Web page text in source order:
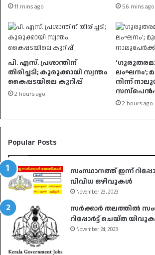
11 mins ago 56 mins ago
പി. എസ്. പ്രശാന്തിന്
തിരിച്ചടി; കുരുക്കായി സ്വന്തം
കൈപ്പടയിലെ കുറിപ്പ്
2 hours ago
ലംഘനം’;
നിന്ന്
2 hours ago
Popular Posts
സംസ്ഥാനത്ത് ഇന്ന്
വിവിധ ഒഴിവുകൾ
November 23, 2023
സർക്കാർ തലത്തിൽ
റിപ്പോർട്ട് ചെയ്ത
November 24, 2023